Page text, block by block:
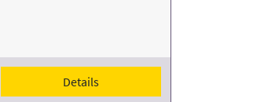
Details